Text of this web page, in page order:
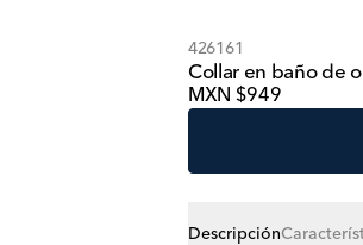
426161
Collar en baño de
MXN $949
Descripción